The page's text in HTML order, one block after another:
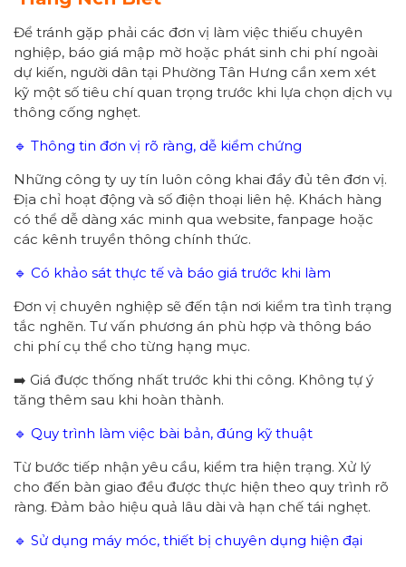
Để tránh gặp phải các đơn vị làm việc thiếu chuyên
nghiệp, báo giá mập mờ hoặc phát sinh chi phí ngoài
dự kiến, người dân tại Phường Tân Hưng cần xem xét
kỹ một số tiêu chí quan trọng trước khi lựa chọn dịch vụ
thông cống nghẹt.
🔹 Thông tin đơn vị rõ ràng, dễ kiểm chứng
Những công ty uy tín luôn công khai đầy đủ tên đơn vị.
Địa chỉ hoạt động và số điện thoại liên hệ. Khách hàng
có thể dễ dàng xác minh qua website, fanpage hoặc
các kênh truyền thông chính thức.
🔹 Có khảo sát thực tế và báo giá trước khi làm
Đơn vị chuyên nghiệp sẽ đến tận nơi kiểm tra tình trạng
tắc nghẽn. Tư vấn phương án phù hợp và thông báo
chi phí cụ thể cho từng hạng mục.
➡️ Giá được thống nhất trước khi thi công. Không tự ý
tăng thêm sau khi hoàn thành.
🔹 Quy trình làm việc bài bản, đúng kỹ thuật
Từ bước tiếp nhận yêu cầu, kiểm tra hiện trạng. Xử lý
cho đến bàn giao đều được thực hiện theo quy trình rõ
ràng. Đảm bảo hiệu quả lâu dài và hạn chế tái nghẹt.
🔹 Sử dụng máy móc, thiết bị chuyên dụng hiện đại